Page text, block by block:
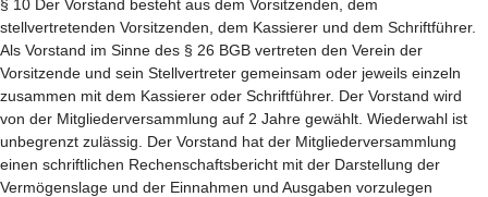
§ 10 Der Vorstand besteht aus dem Vorsitzenden, dem
stellvertretenden Vorsitzenden, dem Kassierer und dem Schriftführer.
Als Vorstand im Sinne des § 26 BGB vertreten den Verein der
Vorsitzende und sein Stellvertreter gemeinsam oder jeweils einzeln
zusammen mit dem Kassierer oder Schriftführer. Der Vorstand wird
von der Mitgliederversammlung auf 2 Jahre gewählt. Wiederwahl ist
unbegrenzt zulässig. Der Vorstand hat der Mitgliederversammlung
einen schriftlichen Rechenschaftsbericht mit der Darstellung der
Vermögenslage und der Einnahmen und Ausgaben vorzulegen